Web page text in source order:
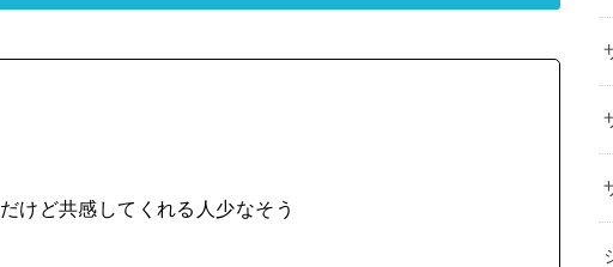
けど共感してくれる人少なそう